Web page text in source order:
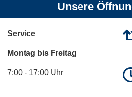
Unsere
Service
Montag bis Freitag
7:00 - 17:00 Uhr